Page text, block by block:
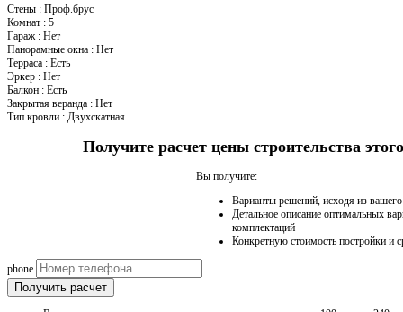
Стены : Проф.брус
Комнат : 5
Гараж: Нет
Панорамные окна : Нет
Терраса : Есть
Эркер : Нет
Балкон : Есть
Закрытая веранда : Нет
Тип кровли : Двухскатная
Получите расчет цены строительства
Вы получите:
Варианты решений, исходя из
Детальное описание оптимальных
комплектаций
Конкретную стоимость постройки и
phone
Получить расчет